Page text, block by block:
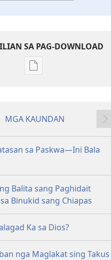
SA PAG-DOWNLOAD
Mga
download
mga
publikasyon
—
TULUN-
AN
NGA
EDISYON
Disiembre 15,
MGA KAUNDAN
sa Paskwa—Ini Bala
Balita sang Paghidait
Binukid sang Chiapas
Ka sa Dios?
nga Maglakat sing Takus